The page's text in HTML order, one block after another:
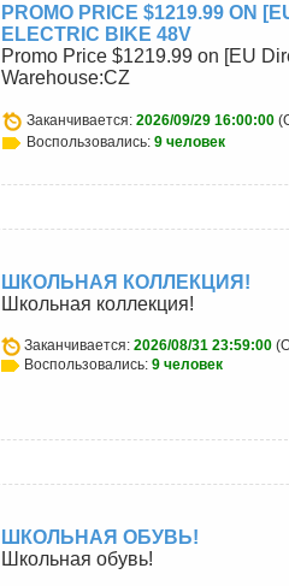
PROMO PRICE $1219.99 ON
ELECTRIC BIKE 48V
Promo Price $1219.99 on [EU
Warehouse:CZ
Заканчивается: 2026/09/29 16:00:00
Воспользовались: 9 человек
ШКОЛЬНАЯ КОЛЛЕКЦИЯ!
Школьная коллекция!
Заканчивается: 2026/08/31 23:59:00
Воспользовались: 9 человек
ШКОЛЬНАЯ ОБУВЬ!
Школьная обувь!